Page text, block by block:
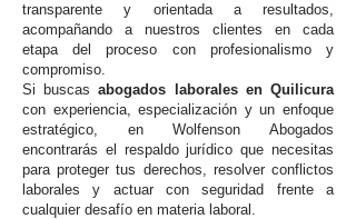
transparente y orientada a resultados,
acompañando a nuestros clientes en cada
etapa del proceso con profesionalismo y
compromiso.
Si buscasabogados laborales en Quilicura
con experiencia, especialización y un enfoque
estratégico, en Wolfenson Abogados
encontrarás el respaldo jurídico que necesitas
para proteger tus derechos, resolver conflictos
laborales y actuar con seguridad frente a
cualquier desafío en materia laboral.